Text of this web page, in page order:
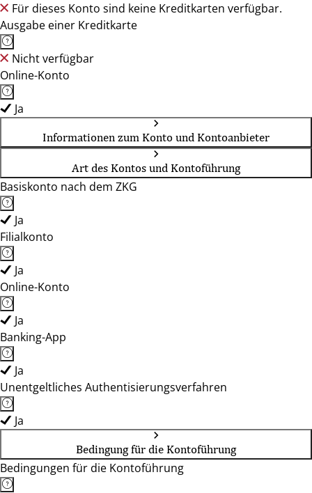
Für dieses Konto sind keine Kreditkarten verfügbar.
Ausgabe einer Kreditkarte
Nicht verfügbar
Online-Konto
Ja
Informationen zum Konto und Kontoanbieter
Art des Kontos und Kontoführung
Basiskonto nach dem ZKG
Ja
Filialkonto
Ja
Online-Konto
Ja
Banking-App
Ja
Unentgeltliches Authentisierungsverfahren
Ja
Bedingung für die Kontoführung
Bedingungen für die Kontoführung